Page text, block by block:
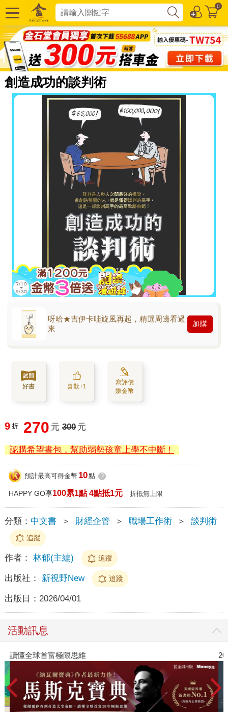
0
創造成功的談判術
呀哈★吉伊卡哇旋風再起，精選周邊看過
來
加購
好書 喜歡+1
寫評價
賺金幣
9 折 270 元 300 元
認購希望書包，幫助弱勢孩童上學不中斷！
預計最高可得金幣 10點 ?
HAPPY GO享100累1點 4點抵1元 折抵無上限
分類： 中文書 ＞ 財經企管 ＞ 職場工作術 ＞ 談判術
追蹤
作者： 林郁(主編) 追蹤
出版社： 新視野New 追蹤
出版日： 2026/04/01
活動訊息
讀懂全球首富極限思維